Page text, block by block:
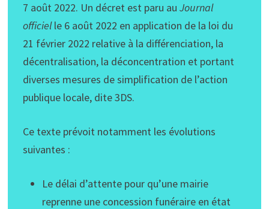
7 août 2022. Un décret est paru au Journal
officielle 6 août 2022 en application de la loi du
21 février 2022 relative à la différenciation, la
décentralisation, la déconcentration et portant
diverses mesures de simplification de l’action
publique locale, dite 3DS.
Ce texte prévoit notamment les évolutions
suivantes :
Le délai d’attente pour qu’une mairie
reprenne une concession funéraire en état